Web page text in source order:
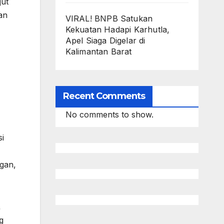
VIRAL! BNPB Satukan
Kekuatan Hadapi Karhutla,
Apel Siaga Digelar di
Kalimantan Barat
Recent Comments
No comments to show.